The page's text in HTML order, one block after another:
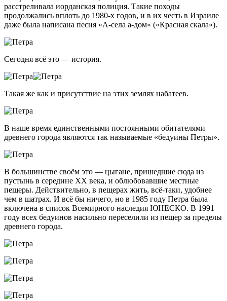
расстреливала иорданская полиция. Такие походы
продолжались вплоть до 1980-х годов, и в их честь в Израиле
даже была написана песня «А-села а-дом» («Красная скала»).
Сегодня всё это — история.
Такая же как и присутствие на этих землях набатеев.
В наше время единственными постоянными обитателями
древнего города являются так называемые «бедуины Петры».
В большинстве своём это — цыгане, пришедшие сюда из
пустынь в середине XX века, и облюбовавшие местные
пещеры. Действительно, в пещерах жить, всё-таки, удобнее
чем в шатрах. И всё бы ничего, но в 1985 году Петра была
включена в список Всемирного наследия ЮНЕСКО. В 1991
году всех бедуинов насильно переселили из пещер за пределы
древнего города.